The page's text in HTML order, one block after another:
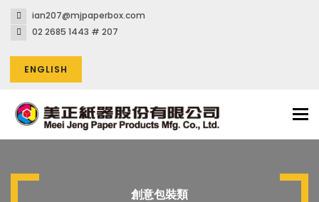
ian207@mjpaperbox.com
02 2685 1443 # 207
ENGLISH
創意包裝類